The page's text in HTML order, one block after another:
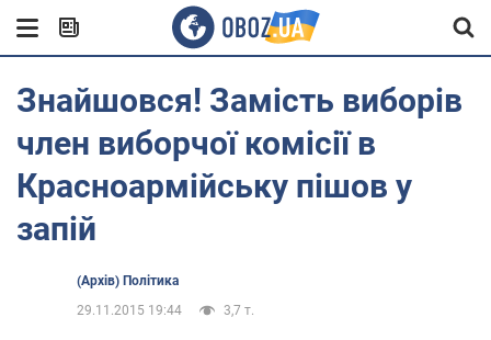
Знайшовся! Замість виборів
член виборчої комісії в
Красноармійську пішов у
запій
(Архів) Політика
29.11.2015 19:44
3,7 т.